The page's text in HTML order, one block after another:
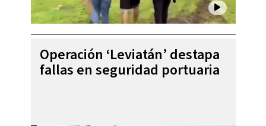
Operación ‘Leviatán’ destapa
fallas en seguridad portuaria